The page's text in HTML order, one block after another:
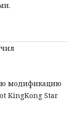
модификацию
KingKong Star